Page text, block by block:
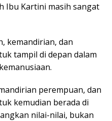
Ibu Kartini masih sangat
kemandirian, dan
tampil di depan dalam
perempuan, dan
kemudian berada di
nilai-nilai, bukan